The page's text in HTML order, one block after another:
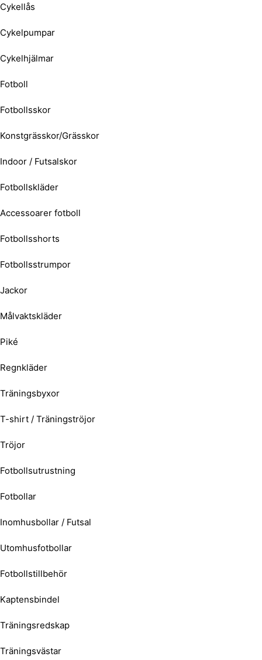
Cykellås
Cykelpumpar
Cykelhjälmar
Fotboll
Fotbollsskor
Konstgrässkor/Grässkor
Indoor / Futsalskor
Fotbollskläder
Accessoarer fotboll
Fotbollsshorts
Fotbollsstrumpor
Jackor
Målvaktskläder
Piké
Regnkläder
Träningsbyxor
T-shirt / Träningströjor
Tröjor
Fotbollsutrustning
Fotbollar
Inomhusbollar / Futsal
Utomhusfotbollar
Fotbollstillbehör
Kaptensbindel
Träningsredskap
Träningsvästar